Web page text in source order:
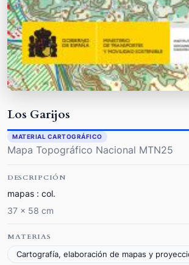
Los Garijos
MATERIAL CARTOGRÁFICO
Mapa Topográfico Nacional MTN25
DESCRIPCIÓN
mapas : col.
37 x 58 cm
MATERIAS
Cartografía, elaboración de mapas y